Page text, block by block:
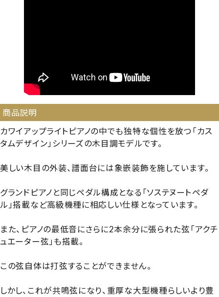
商品説明
カワイアップライトピアノの中でも独特な個性を放つ「カス
タムデザイン」シリーズの木目調モデルです。
美しい木目の外装、譜面台には象嵌装飾を施しています。
グランドピアノと同じペダル構成となる「ソステヌートペダ
ル」搭載など高級機種に相応しい仕様となっています。
また、ピアノの最低音にさらに2本余分に張られた弦「アクチ
ュエーター弦」も搭載。
この弦自体は打弦することができません。
しかし、これが共鳴弦になり、重厚な大型機種らしいより豊